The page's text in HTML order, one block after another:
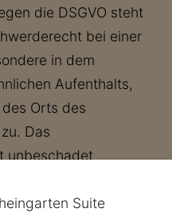
die DSGVO steht
bei einer
in dem
Aufenthalts,
Orts des
Das
unbeschadet
oder